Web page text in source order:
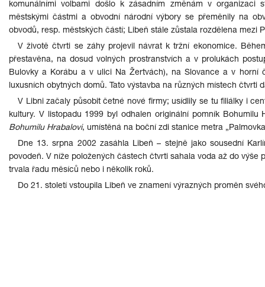
komunálními volbami došlo k zásadním změnám v organizaci
městskými částmi a obvodní národní výbory se přeměnily na
obvodů, resp. městských částí; Libeň stále zůstala rozdělena mezi
V životě čtvrti se záhy projevil návrat k tržní ekonomice.
přestavěna, na dosud volných prostranstvích a v prolukách
Bulovky a Korábu a v ulici Na Žertvách), na Slovance a v horní
luxusních obytných domů. Tato výstavba na různých místech čtvrti
V Libni začaly působit četné nové firmy; usídlily se tu filiálky i
kultury. V listopadu 1999 byl odhalen originální pomník
Bohumilu Hrabalovi, umístěná na boční zdi stanice metra
Dne 13. srpna 2002 zasáhla Libeň – stejně jako sousední
povodeň. V níže položených částech čtvrti sahala voda až do
trvala řadu měsíců nebo i několik roků.
Do 21. století vstoupila Libeň ve znamení výrazných proměn